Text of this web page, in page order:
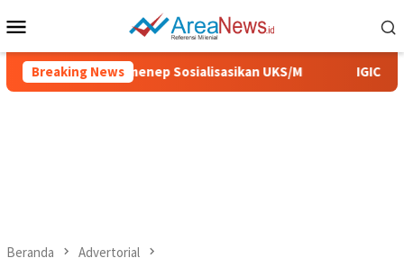
ke
Mobile
Breaking News
Pemkab Sumenep Sosialisasikan UKS/M IGIC 2026,
Beranda Advertorial